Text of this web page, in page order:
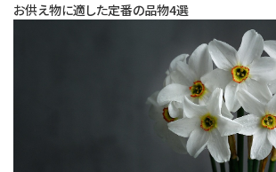
お供え物に適した定番の品物4選